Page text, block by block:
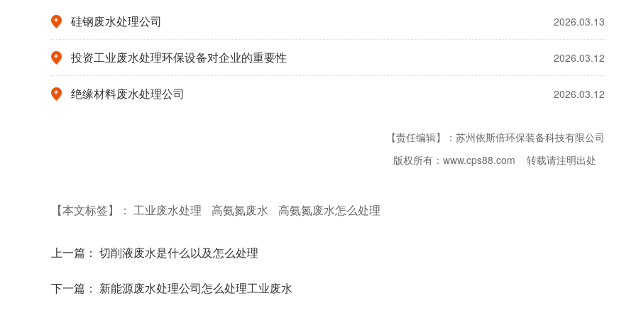
2026.03.13
硅钢废水处理公司
2026.03.12
投资工业废水处理环保设备对企业的重要性
2026.03.12
绝缘材料废水处理公司
【责任编辑】：苏州依斯倍环保装备科技有限公司
版权所有：www.cps88.com 转载请注明出处
【本文标签】： 工业废水处理 高氨氮废水 高氨氮废水怎么处理
上一篇： 切削液废水是什么以及怎么处理
下一篇： 新能源废水处理公司怎么处理工业废水